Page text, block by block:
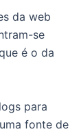
da web
se
é o da
para
fonte de